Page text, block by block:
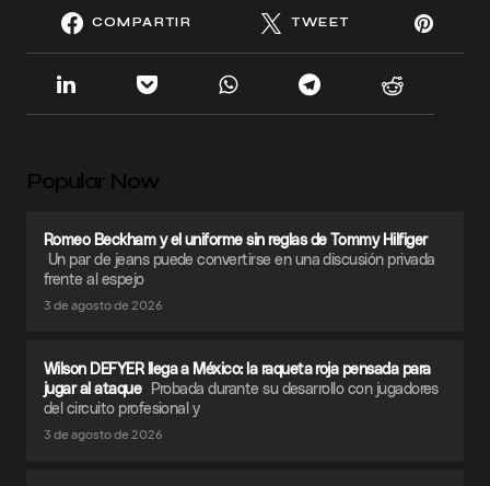
COMPARTIR TWEET
Popular Now
Romeo Beckham y el uniforme sin reglas de Tommy Hilfiger
Un par de jeans puede convertirse en una discusión privada
frente al espejo
3 de agosto de 2026
Wilson DEFYER llega a México: la raqueta roja pensada para
jugar al ataque Probada durante su desarrollo con jugadores
del circuito profesional y
3 de agosto de 2026